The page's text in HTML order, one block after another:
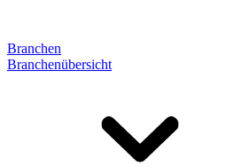
Branchen
Branchenübersicht